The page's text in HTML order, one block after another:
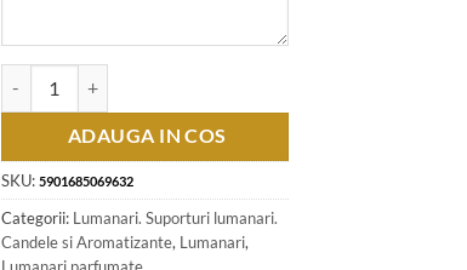
ADAUGA IN COS
SKU: 5901685069632
Categorii: Lumanari. Suporturi lumanari.
Candele si Aromatizante, Lumanari,